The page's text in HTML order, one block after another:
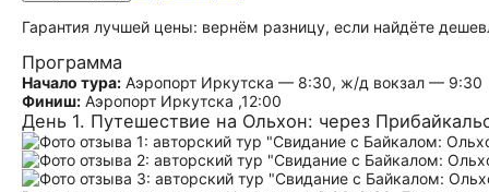
Гарантия лучшей цены: вернём разницу, если найдёте
Программа
Начало тура: Аэропорт Иркутска — 8:30, ж/д вокзал — 9:30
Финиш: Аэропорт Иркутска ,12:00
День 1. Путешествие на Ольхон: через